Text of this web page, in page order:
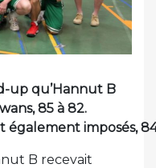
up qu’Hannut B
85 à 82.
également imposés,
B recevait